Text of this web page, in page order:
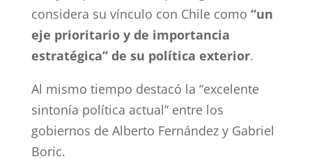
considera su vínculo con Chile como “un
eje prioritario y de importancia
estratégica” de su política exterior.
Al mismo tiempo destacó la “excelente
sintonía política actual” entre los
gobiernos de Alberto Fernández y Gabriel
Boric.